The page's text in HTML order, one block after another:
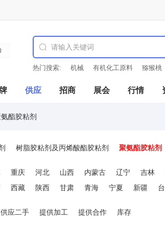
热门搜索: 机械 有机化工原料 猕猴桃
供应 招商 展会 行情
酯胶粘剂
树脂胶粘剂及丙烯酸酯胶粘剂 聚氨酯胶粘剂
重庆 河北 山西 内蒙古 辽宁 吉林
西藏 陕西 甘肃 青海 宁夏 新疆
供应二手 提供加工 提供合作 库存